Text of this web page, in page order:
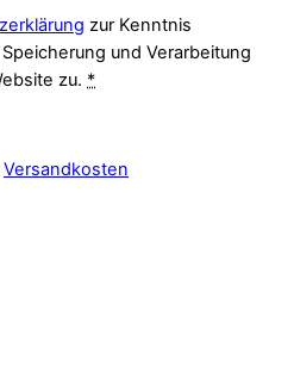
zur Kenntnis
und Verarbeitung
zu. *
Versandkosten